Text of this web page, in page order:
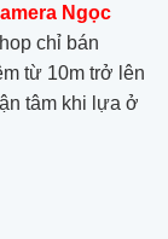
Ngọc
chỉ bán
từ 10m trở lên
tâm khi lựa ở